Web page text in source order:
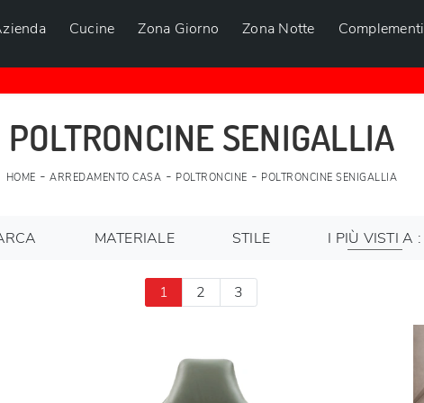
Cucine Zona Giorno Zona Notte Complementi
POLTRONCINE SENIGALLIA
HOME -ARREDAMENTO CASA - POLTRONCINE - POLTRONCINE SENIGALLIA
MATERIALE STILE I PIÙ VISTI A :
1 2 3